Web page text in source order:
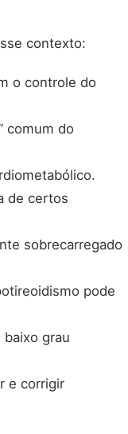
contexto:
o controle do
comum do
de certos
sobrecarregado
pode
baixo grau
e corrigir